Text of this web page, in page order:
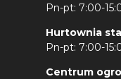
Pn-pt: 7:00-
Hurtownia
Pn-pt: 7:00-
Centrum